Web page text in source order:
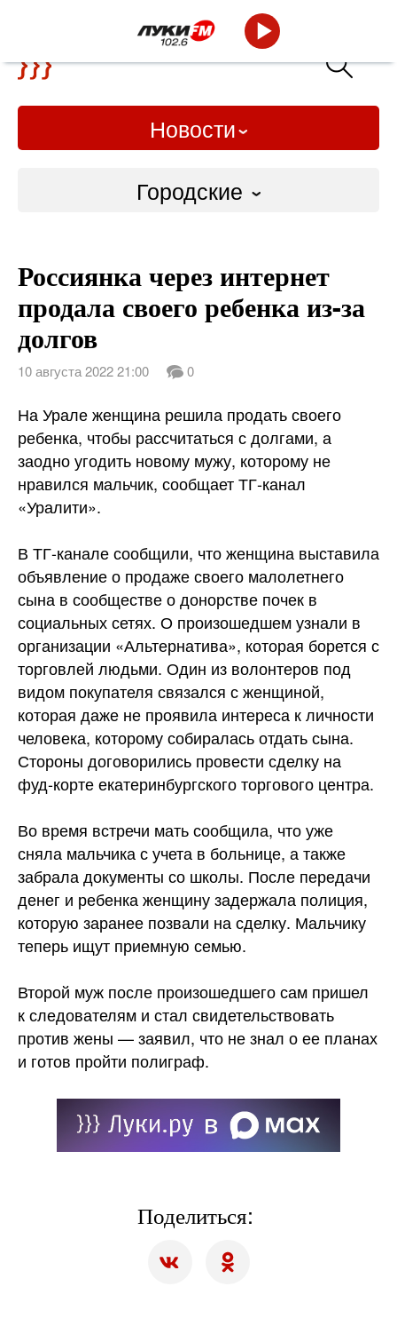
Новости
Городские
Слово Дело
Народные
ВТРК
Россиянка через интернет
продала своего ребенка из-за
долгов
10 августа 2022 21:00 0
На Урале женщина решила продать своего
ребенка, чтобы рассчитаться с долгами, а
заодно угодить новому мужу, которому не
нравился мальчик, сообщает ТГ-канал
«Уралити».
В ТГ-канале сообщили, что женщина выставила
объявление о продажесвоего малолетнего
сына в сообществе о донорстве почек в
социальных сетях. О произошедшем узнали в
организации «Альтернатива», которая борется с
торговлей людьми. Один из волонтеров под
видом покупателя связался с женщиной,
которая даже не проявила интереса к личности
человека, которому собиралась отдать сына.
Стороны договорились провести сделку на
фуд-корте екатеринбургского торгового центра.
Во время встречи мать сообщила, что уже
сняла мальчика с учета в больнице, а также
забрала документы со школы. После передачи
денег и ребенка женщину задержала полиция,
которую заранее позвали на сделку. Мальчику
теперь ищут приемную семью.
Второй муж после произошедшего сам пришел
к следователям и стал свидетельствовать
против жены — заявил, что не знал о ее планах
и готов пройти полиграф.
Поделиться: